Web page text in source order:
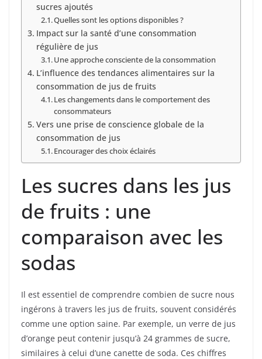
sucres ajoutés
Quelles sont les options disponibles ?
Impact sur la santé d’une consommation
régulière de jus
Une approche consciente de la consommation
L’influence des tendances alimentaires sur la
consommation de jus de fruits
Les changements dans le comportement des
consommateurs
Vers une prise de conscience globale de la
consommation de jus
Encourager des choix éclairés
Les sucres dans les jus
de fruits : une
comparaison avec les
sodas
Il est essentiel de comprendre combien de sucre nous
ingérons à travers les jus de fruits, souvent considérés
comme une option saine. Par exemple, un verre de jus
d’orange peut contenir jusqu’à 24 grammes de sucre,
similaires à celui d’une canette de soda. Ces chiffres